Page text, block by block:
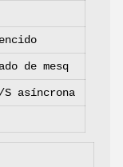
de mesq
S asíncrona